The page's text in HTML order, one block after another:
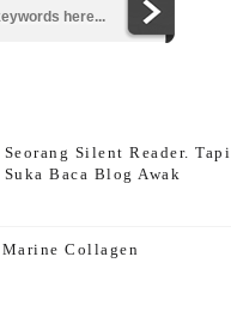
Seorang Silent Reader. Tapi
Suka Baca Blog Awak
Marine Collagen